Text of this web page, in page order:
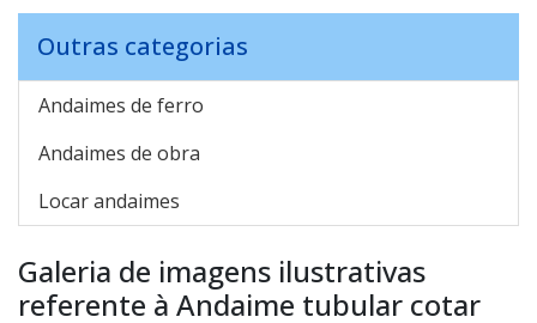
Outras categorias
Andaimes de ferro
Andaimes de obra
Locar andaimes
Galeria de imagens ilustrativas
referente à Andaime tubular cotar